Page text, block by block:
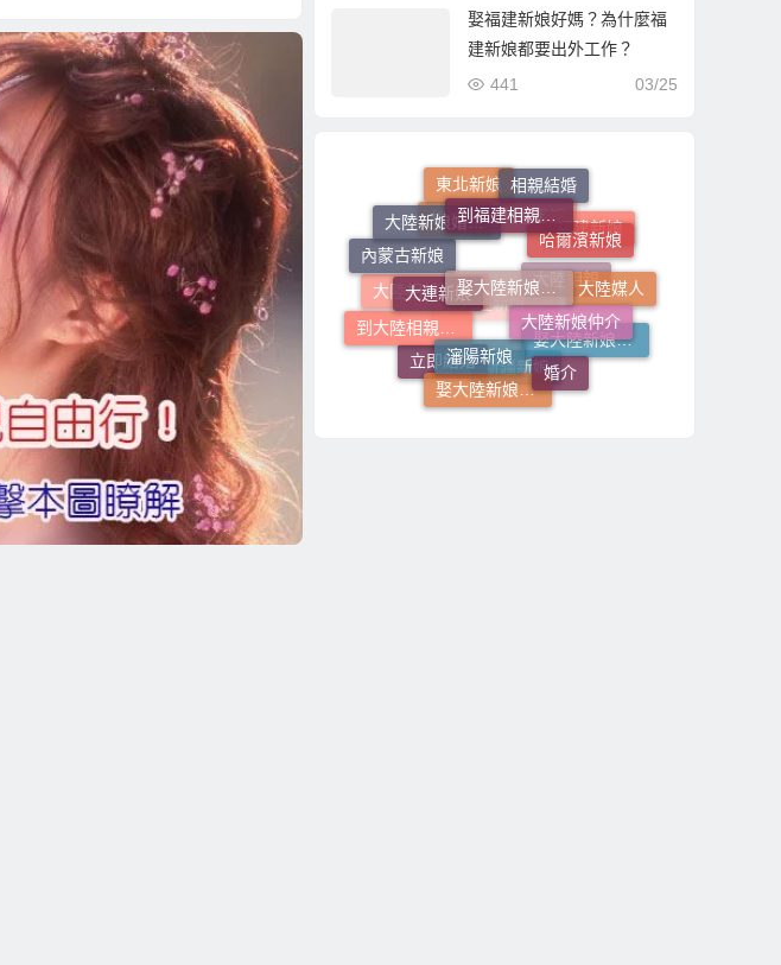
娶福建新娘好媽？為什麼福
建新娘都要出外工作？
03/25
441
到大陸相親
想結婚
東北新娘 相親結婚
福建新娘
大陸相親
娶大陸新娘的流程步驟
大陸相親娶大陸新娘
內蒙古新娘
大陸新娘婚姻媒合
到福建相親娶福建新娘
哈爾濱新娘
大陸媒人
娶大陸新娘的費用
新疆新娘
立即結婚
大連新娘
娶大陸新娘全部費用
大陸新娘仲介
婚介
娶大陸新娘費用
瀋陽新娘